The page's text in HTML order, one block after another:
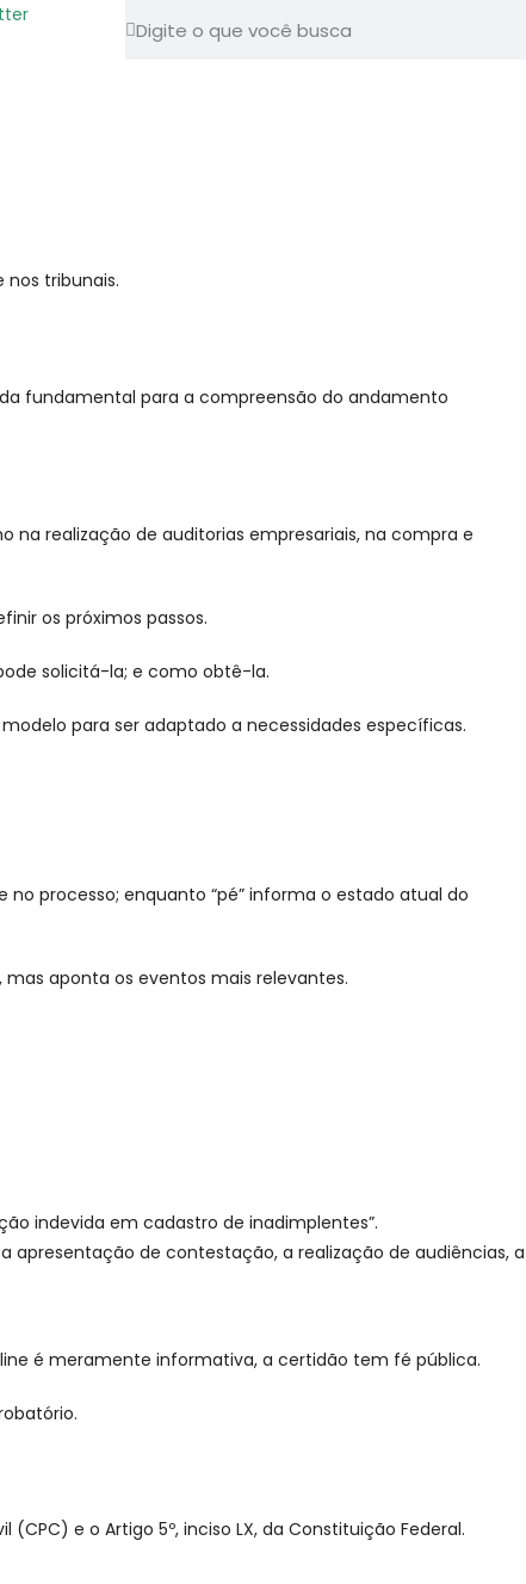
tribunais.
fundamental para a compreensão do andamento
realização de auditorias empresariais, na compra e
os próximos passos.
solicitá-la; e como obtê-la.
para ser adaptado a necessidades específicas.
processo; enquanto “pé” informa o estado atual do
aponta os eventos mais relevantes.
indevida em cadastro de inadimplentes”.
de contestação, a realização de audiências, a
é meramente informativa, a certidão tem fé pública.
e o Artigo 5º, inciso LX, da Constituição Federal.